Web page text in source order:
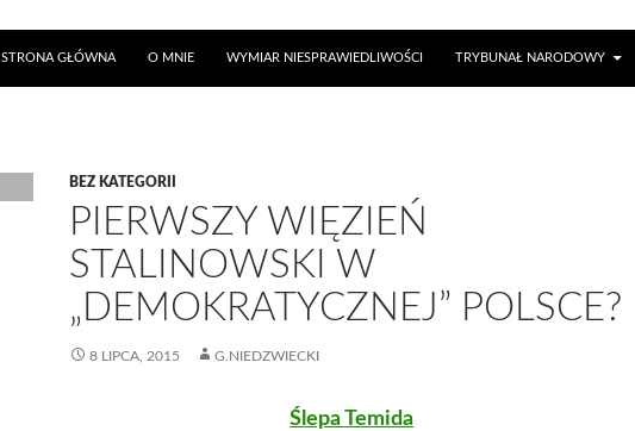
STRONA GŁÓWNA O MNIE WYMIAR NIESPRAWIEDLIWOŚCI TRYBUNAŁ NARODOWY
BEZ KATEGORII
PIERWSZY WIĘZIEŃ
STALINOWSKI W
„DEMOKRATYCZNEJ” POLSCE?
8 LIPCA, 2015 G.NIEDZWIECKI
Ślepa Temida